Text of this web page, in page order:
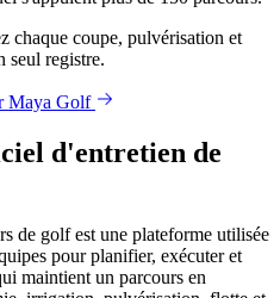
chaque coupe, pulvérisation et
seul registre.
Maya Golf
d'entretien de
de golf est une plateforme utilisée
pour planifier, exécuter et
maintient un parcours en